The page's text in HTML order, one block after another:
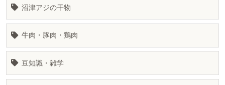
沼津アジの干物
牛肉・豚肉・鶏肉
豆知識・雑学